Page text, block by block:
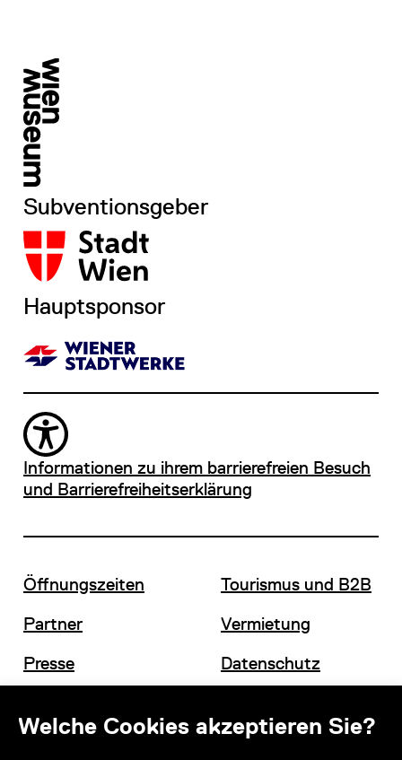
Welche Cookies akzeptieren Sie?
Subventionsgeber
Hauptsponsor
Informationen zu ihrem barrierefreien Besuch
und Barrierefreiheitserklärung
Öffnungszeiten
Partner
Presse
Tourismus und B2B
Vermietung
Datenschutz